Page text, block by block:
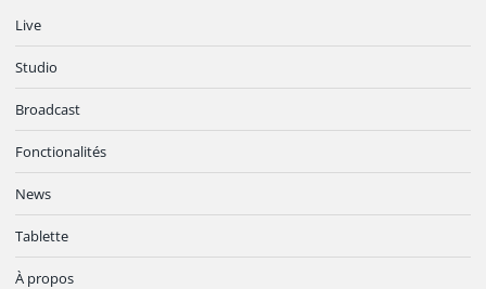
Live
Studio
Broadcast
Fonctionalités
News
Tablette
À propos